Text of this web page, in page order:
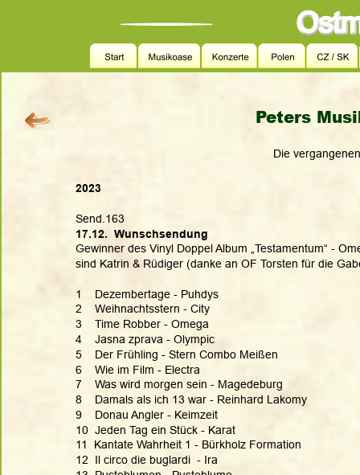
Peters
Die
2023
Send.163
17.12.  Wunschsendung
Gewinner des Vinyl Doppel Album „Testamentum“ -
sind Katrin & Rüdiger (danke an OF Torsten für die
1    Dezembertage - Puhdys
2    Weihnachtsstern - City
3    Time Robber - Omega
4    Jasna zprava - Olympic
5    Der Frühling - Stern Combo Meißen
6    Wie im Film - Electra
7    Was wird morgen sein - Magedeburg
8    Damals als ich 13 war - Reinhard Lakomy
9    Donau Angler - Keimzeit
10  Jeden Tag ein Stück - Karat
11  Kantate Wahrheit 1 - Bürkholz Formation
12  Il circo die buglardi  - Ira